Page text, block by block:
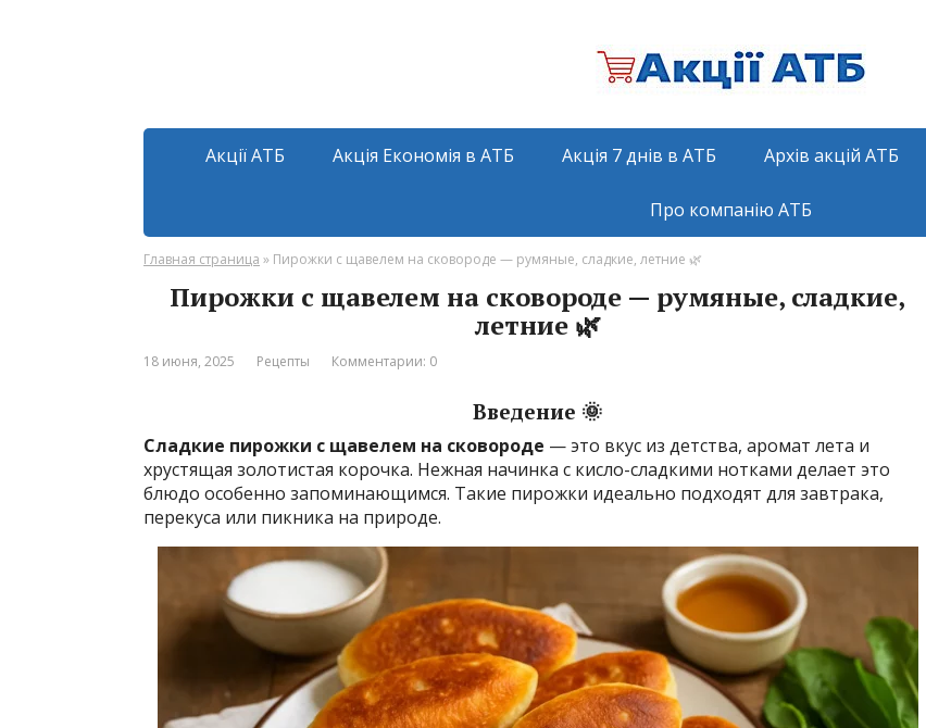
Акції АТБ Акція Економія в АТБ Акція 7 днів в АТБ Архів акцій АТБ
Про компанію АТБ
Главная страница » Пирожки с щавелем на сковороде — румяные, сладкие, летние 🌿
Пирожки с щавелем на сковороде — румяные, сладкие,
летние 🌿
18 июня, 2025 Рецепты Комментарии: 0
Введение 🌞
Сладкие пирожки с щавелем на сковороде — это вкус из детства, аромат лета и
хрустящая золотистая корочка. Нежная начинка с кисло-сладкими нотками делает это
блюдо особенно запоминающимся. Такие пирожки идеально подходят для завтрака,
перекуса или пикника на природе.